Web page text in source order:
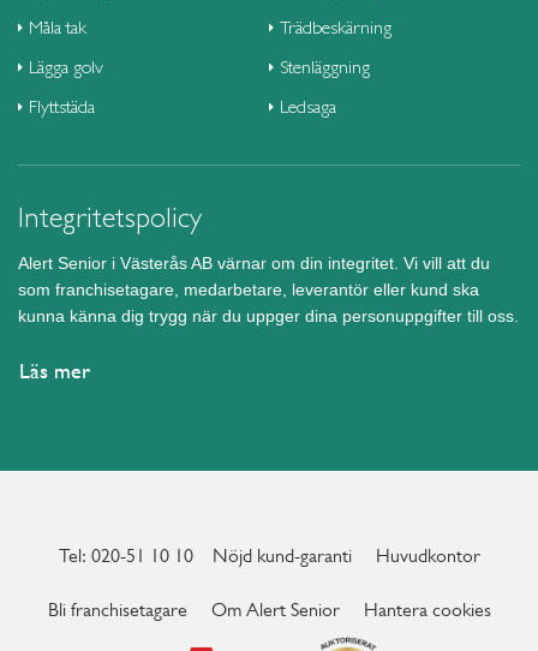
Måla tak
Lägga golv
Flyttstäda
Trädbeskärning
Stenläggning
Ledsaga
Integritetspolicy
Alert Senior i Västerås AB värnar om din integritet. Vi vill att du
som franchisetagare, medarbetare, leverantör eller kund ska
kunna känna dig trygg när du uppger dina personuppgifter till oss.
Läs mer
Tel: 020-51 10 10 Nöjd kund-garanti Huvudkontor
Bli franchisetagare Om Alert Senior Hantera cookies